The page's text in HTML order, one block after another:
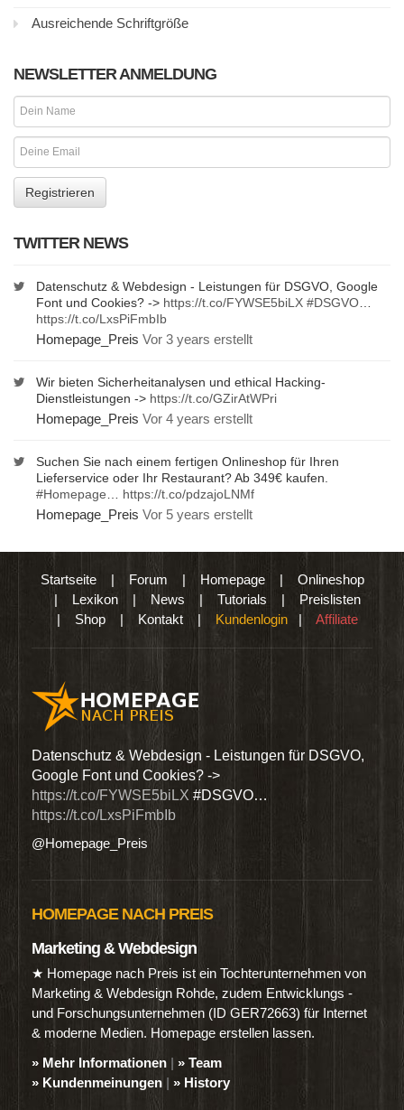
Ausreichende Schriftgröße
NEWSLETTER ANMELDUNG
TWITTER NEWS
Datenschutz & Webdesign - Leistungen für DSGVO, Google
Font und Cookies? -> https://t.co/FYWSE5biLX #DSGVO
https://t.co/LxsPiFmbIb
Homepage_Preis Vor 3 years erstellt
Wir bieten Sicherheitanalysen und ethical Hacking-
Dienstleistungen -> https://t.co/GZirAtWPri
Homepage_Preis Vor 4 years erstellt
Suchen Sie nach einem fertigen Onlineshop für Ihren
Lieferservice oder Ihr Restaurant? Ab 349€ kaufen.
#Homepage
https://t.co/pdzajoLNMf
Homepage_Preis Vor 5 years erstellt
Startseite| Forum | Homepage| Onlineshop
| Lexikon | News | Tutorials | Preislisten
| Shop | Kontakt | Kundenlogin | Affiliate
Datenschutz & Webdesign - Leistungen für DSGVO,
Google Font und Cookies? ->
https://t.co/FYWSE5biLX #DSGVO…
https://t.co/LxsPiFmbIb
@Homepage_Preis
HOMEPAGE NACH PREIS
Marketing & Webdesign
★ Homepage nach Preis ist ein Tochterunternehmen von
Marketing & Webdesign Rohde, zudem Entwicklungs -
und Forschungsunternehmen (ID GER72663) für Internet
& moderne Medien. Homepage erstellen lassen.
» Mehr Informationen | » Team
» Kundenmeinungen | » History